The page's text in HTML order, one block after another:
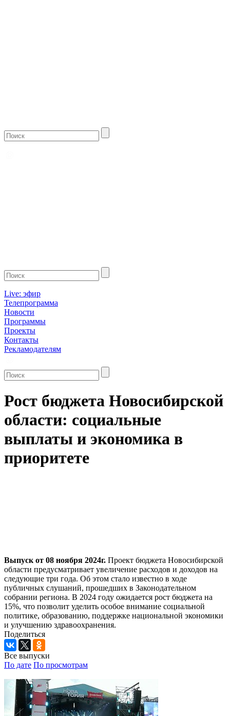
Live: эфир
Телепрограмма
Новости
Программы
Проекты
Контакты
Рекламодателям
Рост бюджета Новосибирской
области: социальные
выплаты и экономика в
приоритете
Выпуск от 08 ноября 2024г. Проект бюджета Новосибирской
области предусматривает увеличение расходов и доходов на
следующие три года. Об этом стало известно в ходе
публичных слушаний, прошедших в Законодательном
собрании региона. В 2024 году ожидается рост бюджета на
15%, что позволит уделить особое внимание социальной
политике, образованию, поддержке национальной экономики
и улучшению здравоохранения.
Поделиться
Все выпуски
По дате По просмотрам